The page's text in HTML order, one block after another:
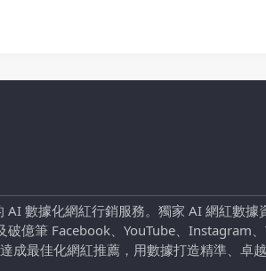
AI 數據化網紅行銷服務。獨家 AI 網紅數據
破億筆 Facebook、YouTube、Instagram
成最佳化網紅推薦，用數據打造精準、卓